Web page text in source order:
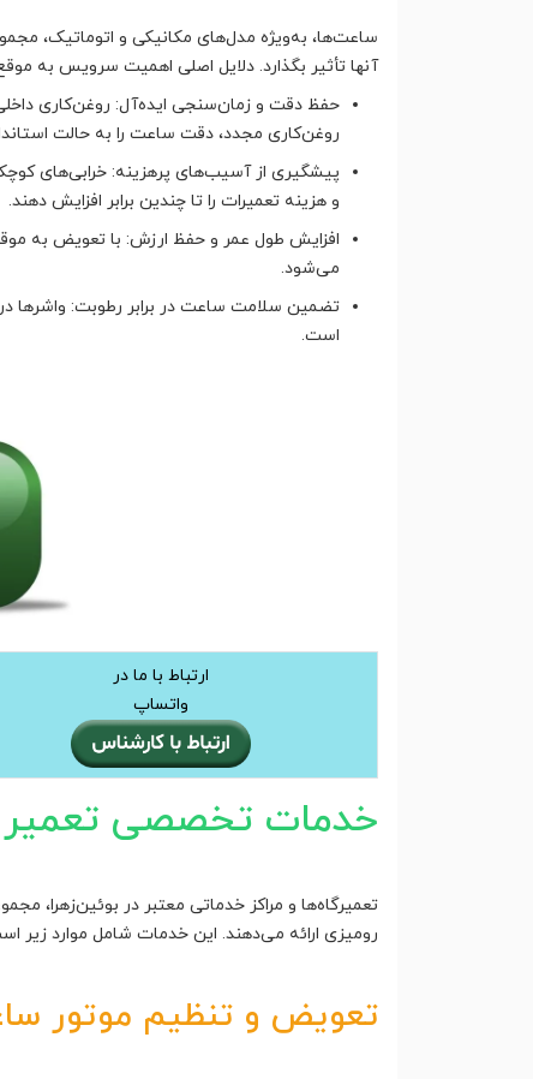
ساعت‌ها، به‌ویژه مدل‌های مکانیکی و اتوماتیک،
آنها تأثیر بگذارد. دلایل اصلی اهمیت سرویس به موقع
حفظ دقت و زمان‌سنجی ایده‌آل: روغن‌کاری
روغن‌کاری مجدد، دقت ساعت را به حالت
پیشگیری از آسیب‌های پرهزینه: خرابی‌های
و هزینه تعمیرات را تا چندین برابر افزایش دهند.
افزایش طول عمر و حفظ ارزش: با تعویض به
می‌شود.
تضمین سلامت ساعت در برابر رطوبت: واشرها
است.
ارتباط با ما در
واتساپ
خدمات تخصصی تعمیر
تعمیرگاه‌ها و مراکز خدماتی معتبر در بوئین‌زهرا،
رومیزی ارائه می‌دهند. این خدمات شامل موارد زیر
تعویض و تنظیم موتور